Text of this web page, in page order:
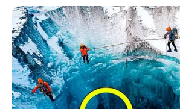
e
l
e
l
e
n
t
é
s
R
K
E
M
É
N
Y
P
o
s
Friss hírek